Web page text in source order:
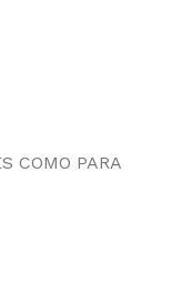
COMO PARA